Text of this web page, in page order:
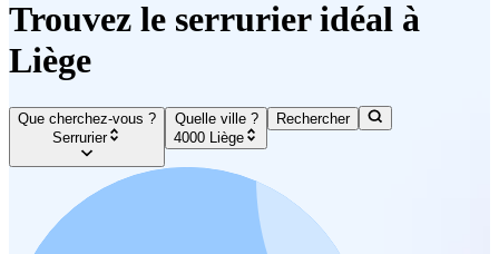
Trouvez le serrurier idéal à
Liège
Que cherchez-vous ?
Serrurier
Quelle ville ?
4000 Liège
Rechercher